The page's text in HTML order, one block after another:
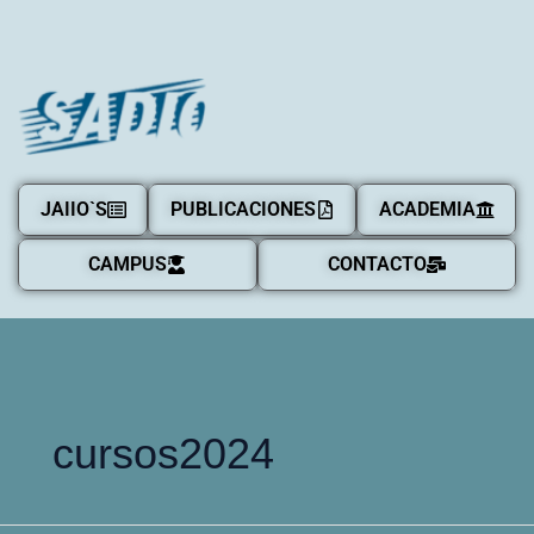
JAIIO`S PUBLICACIONES ACADEMIA
CAMPUS CONTACTO
cursos2024